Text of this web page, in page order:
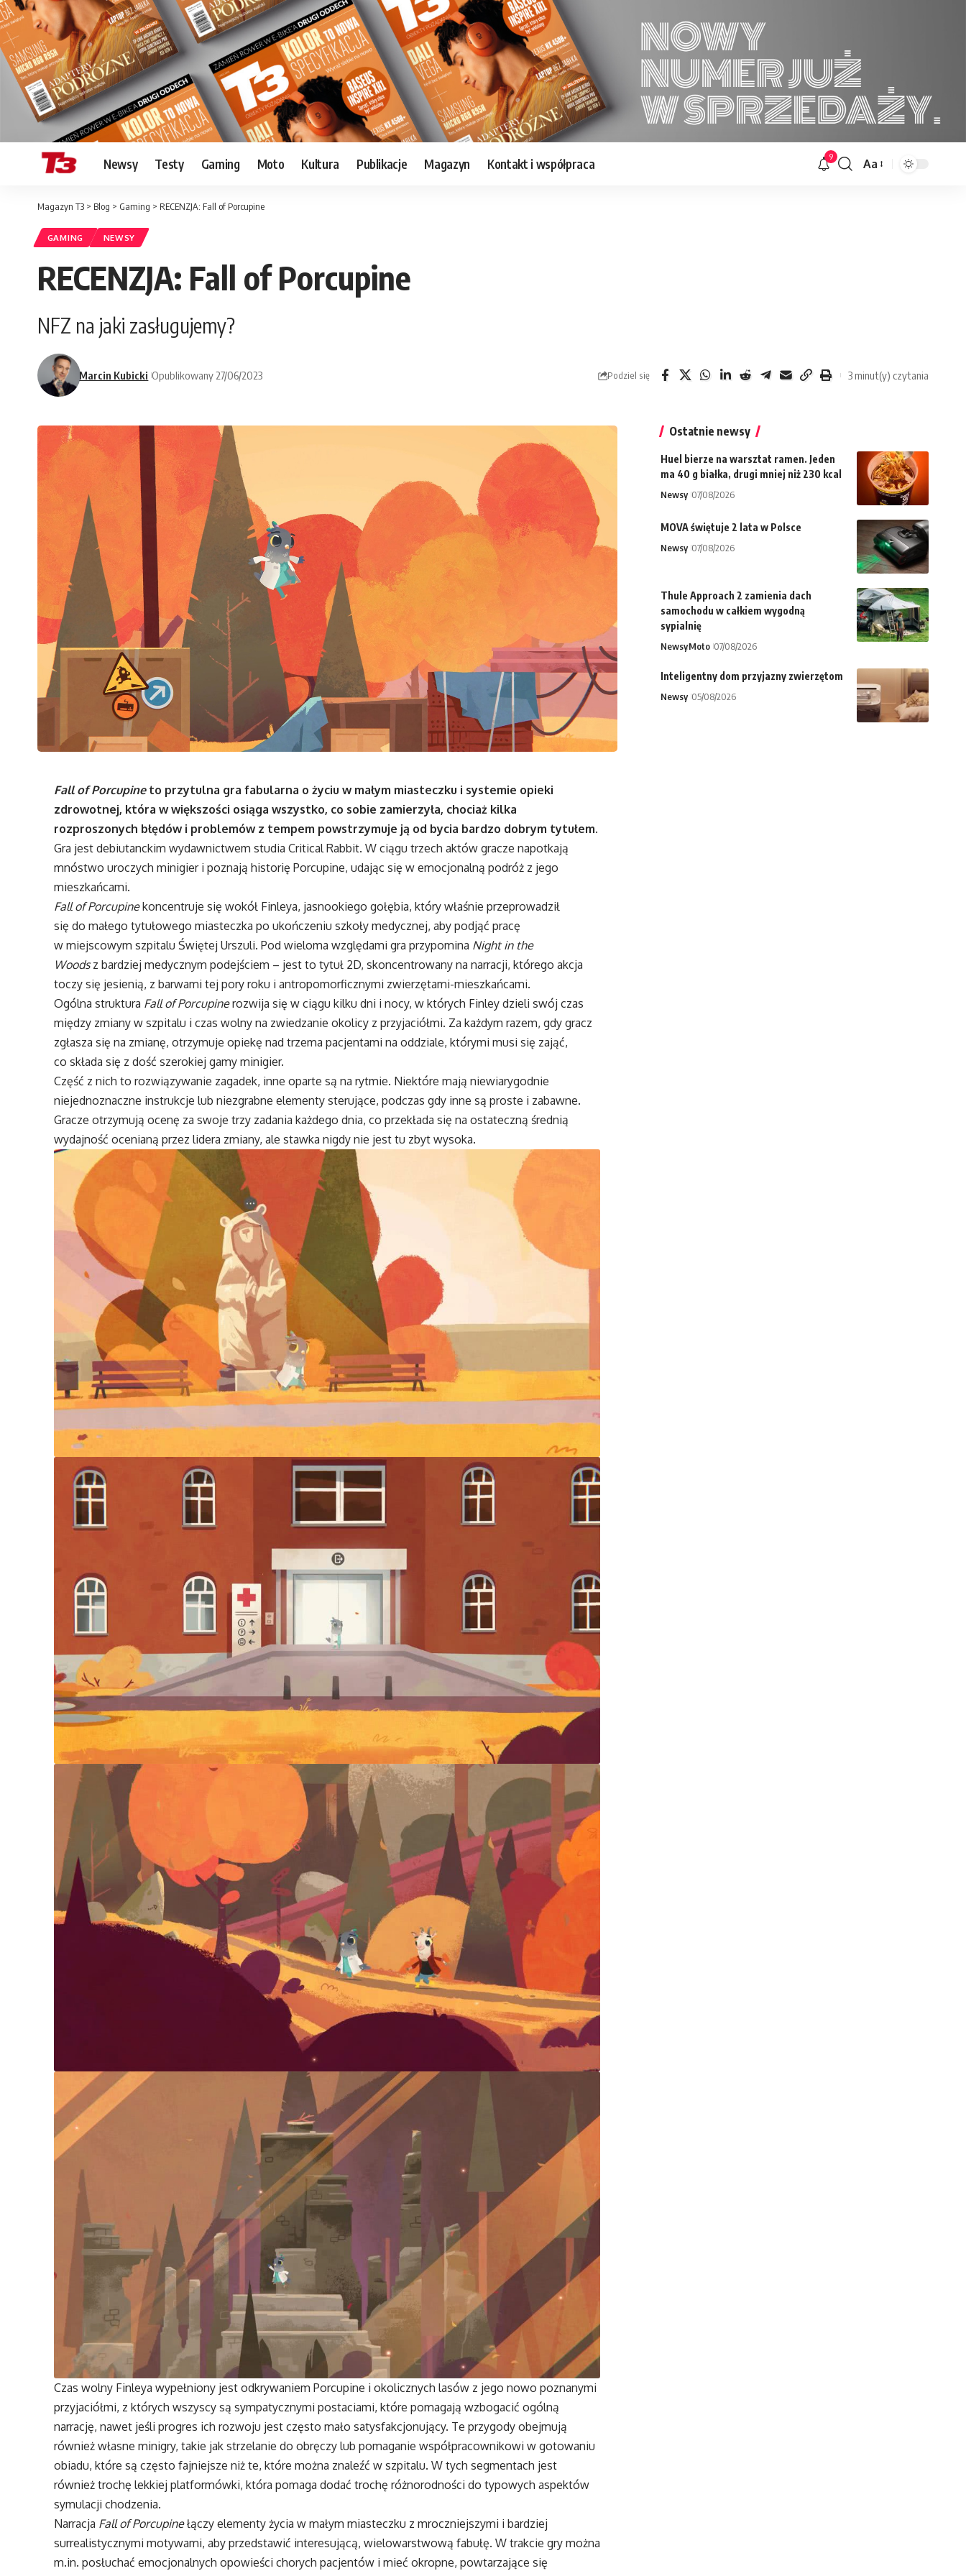
Newsy Testy Gaming Moto Kultura Publikacje Magazyn Kontakt i współpraca 9
Font
Aa
Magazyn T3 > Blog > Gaming > RECENZJA: Fall of Porcupine
GAMING NEWSY
RECENZJA: Fall of Porcupine
NFZ na jaki zasługujemy?
Marcin Kubicki Opublikowany 27/06/2023 Podziel się 3 minut(y) czytania
Fall of Porcupineto przytulna gra fabularna o życiu w małym miasteczku i systemie opieki
zdrowotnej, która w większości osiąga wszystko, co sobie zamierzyła, chociaż kilka
rozproszonych błędów i problemów z tempem powstrzymuje ją od bycia bardzo dobrym tytułem.
Gra jest debiutanckim wydawnictwem studia Critical Rabbit. W ciągu trzech aktów gracze napotkają
mnóstwo uroczych minigier i poznają historię Porcupine, udając się w emocjonalną podróż z jego
mieszkańcami.
Fall of Porcupinekoncentruje się wokół Finleya, jasnookiego gołębia, który właśnie przeprowadził
się do małego tytułowego miasteczka po ukończeniu szkoły medycznej, aby podjąć pracę
w miejscowym szpitalu Świętej Urszuli. Pod wieloma względami gra przypomina Night in the
Woodsz bardziej medycznym podejściem – jest to tytuł 2D, skoncentrowany na narracji, którego akcja
toczy się jesienią, z barwami tej pory roku i antropomorficznymi zwierzętami-mieszkańcami.
Ogólna struktura Fall of Porcupinerozwija się w ciągu kilku dni i nocy, w których Finley dzieli swój czas
między zmiany w szpitalu i czas wolny na zwiedzanie okolicy z przyjaciółmi. Za każdym razem, gdy gracz
zgłasza się na zmianę, otrzymuje opiekę nad trzema pacjentami na oddziale, którymi musi się zająć,
co składa się z dość szerokiej gamy minigier.
Część z nich to rozwiązywanie zagadek, inne oparte są na rytmie. Niektóre mają niewiarygodnie
niejednoznaczne instrukcje lub niezgrabne elementy sterujące, podczas gdy inne są proste i zabawne.
Gracze otrzymują ocenę za swoje trzy zadania każdego dnia, co przekłada się na ostateczną średnią
wydajność ocenianą przez lidera zmiany, ale stawka nigdy nie jest tu zbyt wysoka.
Czas wolny Finleya wypełniony jest odkrywaniem Porcupine i okolicznych lasów z jego nowo poznanymi
przyjaciółmi, z których wszyscy są sympatycznymi postaciami, które pomagają wzbogacić ogólną
narrację, nawet jeśli progres ich rozwoju jest często mało satysfakcjonujący. Te przygody obejmują
również własne minigry, takie jak strzelanie do obręczy lub pomaganie współpracownikowi w gotowaniu
obiadu, które są często fajniejsze niż te, które można znaleźć w szpitalu. W tych segmentach jest
również trochę lekkiej platformówki, która pomaga dodać trochę różnorodności do typowych aspektów
symulacji chodzenia.
Narracja Fall of Porcupinełączy elementy życia w małym miasteczku z mroczniejszymi i bardziej
surrealistycznymi motywami, aby przedstawić interesującą, wielowarstwową fabułę. W trakcie gry można
m.in. posłuchać emocjonalnych opowieści chorych pacjentów i mieć okropne, powtarzające się
Ostatnie newsy
Huel bierze na warsztat ramen. Jeden
ma 40 g białka, drugi mniej niż 230 kcal
Newsy 07/08/2026
MOVA świętuje 2 lata w Polsce
Newsy 07/08/2026
Thule Approach 2 zamienia dach
samochodu w całkiem wygodną
sypialnię
NewsyMoto 07/08/2026
Inteligentny dom przyjazny zwierzętom
Newsy 05/08/2026